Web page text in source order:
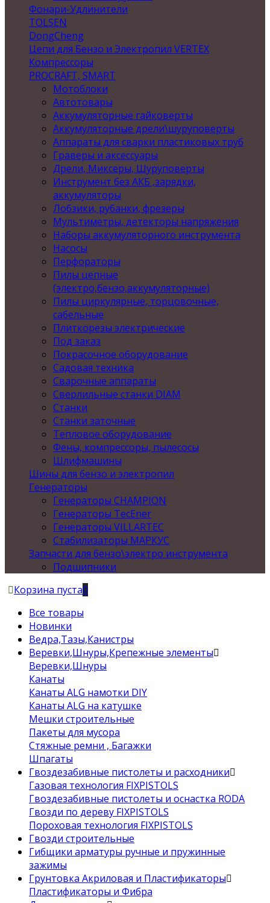
Фонари-Удлинители
TOLSEN
DongCheng
Цепи для Бензо и Электропил VERTEX
Компрессоры
PROCRAFT, SMART
Мотоблоки
Автотовары
Аккумуляторные гайковерты
Аккумуляторные дрели\шуруповерты
Аппараты для сварки пластиковых труб
Граверы и аксессуары
Дрели, Миксеры, Шуруповерты
Инструмент без АКБ ,зарядки,
аккумуляторы
Лобзики, рубанки, фрезеры
Мультиметры, детекторы напряжения
Наборы аккумуляторного инструмента
Насосы
Перфораторы
Пилы цепные
(электро,бензо,аккумуляторные)
Пилы циркулярные, торцовочные,
сабельные
Плиткорезы электрические
Под заказ
Покрасочное оборудование
Садовая техника
Сварочные аппараты
Сверлильные станки DIAM
Станки
Станки заточные
Тепловое оборудование
Фены, компрессоры, пылесосы
Шлифмашины
Шины для бензо и электропил
Генераторы
Генераторы CHAMPION
Генераторы TecEner
Генераторы VILLARTEC
Стабилизаторы МАРКУС
Запчасти для бензо\электро инструмента
Подшипники
Корзина пуста0
Все товары
Новинки
Ведра,Тазы,Канистры
Веревки,Шнуры,Крепежные элементы
Веревки,Шнуры
Канаты
Канаты ALG намотки DIY
Канаты ALG на катушке
Мешки строительные
Пакеты для мусора
Стяжные ремни , Багажки
Шпагаты
Гвоздезабивные пистолеты и расходники
Газовая технология FIXPISTOLS
Гвоздезабивные пистолеты и оснастка RODA
Гвозди по дереву FIXPISTOLS
Пороховая технология FIXPISTOLS
Гвозди строительные
Гибщики арматуры ручные и пружинные
зажимы
Грунтовка Акриловая и Пластификаторы
Пластификаторы и Фибра